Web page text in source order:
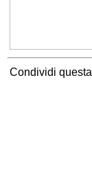
Condividi